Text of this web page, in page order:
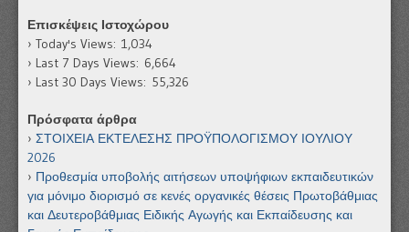
Επισκέψεις Ιστοχώρου
Today's Views: 1,034
Last 7 Days Views: 6,664
Last 30 Days Views: 55,326
Πρόσφατα άρθρα
ΣΤΟΙΧΕΙΑ ΕΚΤΕΛΕΣΗΣ ΠΡΟΫΠΟΛΟΓΙΣΜΟΥ ΙΟΥΛΙΟΥ
2026
Προθεσμία υποβολής αιτήσεων υποψήφιων εκπαιδευτικών
για μόνιμο διορισμό σε κενές οργανικές θέσεις Πρωτοβάθμιας
και Δευτεροβάθμιας Ειδικής Αγωγής και Εκπαίδευσης και